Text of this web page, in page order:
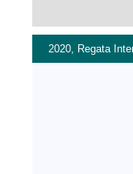
2020, Regata